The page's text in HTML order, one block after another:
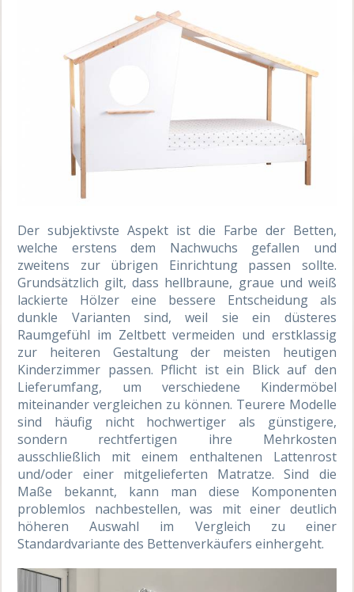
Der subjektivste Aspekt ist die Farbe der Betten,
welche erstens dem Nachwuchs gefallen und
zweitens zur übrigen Einrichtung passen sollte.
Grundsätzlich gilt, dass hellbraune, graue und weiß
lackierte Hölzer eine bessere Entscheidung als
dunkle Varianten sind, weil sie ein düsteres
Raumgefühl im Zeltbett vermeiden und erstklassig
zur heiteren Gestaltung der meisten heutigen
Kinderzimmer passen. Pflicht ist ein Blick auf den
Lieferumfang, um verschiedene Kindermöbel
miteinander vergleichen zu können. Teurere Modelle
sind häufig nicht hochwertiger als günstigere,
sondern rechtfertigen ihre Mehrkosten
ausschließlich mit einem enthaltenen Lattenrost
und/oder einer mitgelieferten Matratze. Sind die
Maße bekannt, kann man diese Komponenten
problemlos nachbestellen, was mit einer deutlich
höheren Auswahl im Vergleich zu einer
Standardvariante des Bettenverkäufers einhergeht.